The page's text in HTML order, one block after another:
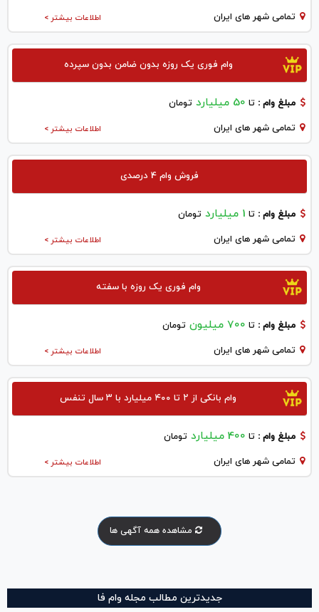
اطلاعات بیشتر > تمامی شهر های ایران
وام فوری یک روزه بدون ضامن بدون سپرده
مبلغ وام : تا 50 میلیارد تومان
اطلاعات بیشتر > تمامی شهر های ایران
فروش وام 4 درصدی
مبلغ وام : تا 1 میلیارد تومان
اطلاعات بیشتر > تمامی شهر های ایران
وام فوری یک روزه با سفته
مبلغ وام : تا 700 میلیون تومان
اطلاعات بیشتر > تمامی شهر های ایران
وام بانکی از ۲ تا ۴۰۰ میلیارد با ۳ سال تنفس
مبلغ وام : تا 400 میلیارد تومان
اطلاعات بیشتر > تمامی شهر های ایران
مشاهده همه آگهی ها
جدیدترین مطالب مجله وام فا